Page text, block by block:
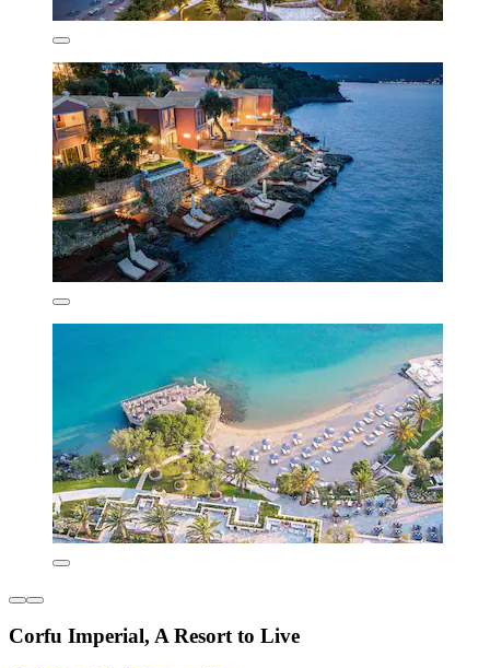
Corfu Imperial, A Resort to Live